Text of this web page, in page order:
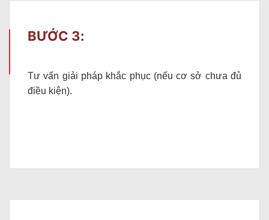
BƯỚC 3:
Tư vấn giải pháp khắc phục (nếu cơ sở chưa đủ
điều kiện).